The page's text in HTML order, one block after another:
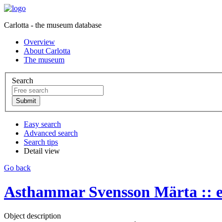
Carlotta - the museum database
Overview
About Carlotta
The museum
Search
Easy search
Advanced search
Search tips
Detail view
Go back
Asthammar Svensson Märta ::
Object description